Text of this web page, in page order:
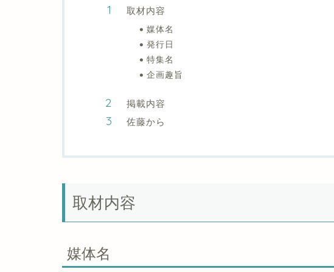
取材内容
媒体名
発行日
特集名
企画趣旨
掲載内容
佐藤から
取材内容
媒体名